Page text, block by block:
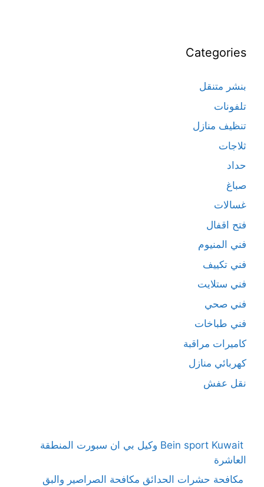
Categories
بنشر متنقل
تلفونات
تنظيف منازل
ثلاجات
حداد
صباغ
غسالات
فتح اقفال
فني المنيوم
فني تكييف
فني ستلايت
فني صحي
فني طباخات
كاميرات مراقبة
كهربائي منازل
نقل عفش
Bein sport Kuwait وكيل بي ان سبورت المنطقة
العاشرة
مكافحة حشرات الحدائق مكافحة الصراصير والبق